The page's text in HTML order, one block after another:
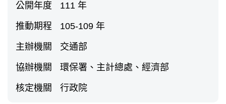
公開年度 111 年
推動期程 105-109 年
主辦機關 交通部
協辦機關 環保署、主計總處、經濟部
核定機關 行政院